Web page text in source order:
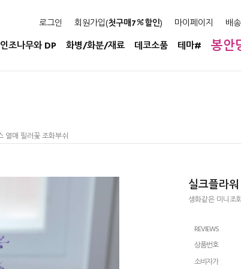
로그인 회원가입(첫구매7 할인) 마이페이지 배
인조나무와 DP 화병/화분/재료 데코소품 테마# 봉안
열매 필러꽃 조화부쉬
실크플라
생화같은 미니조
REVIEWS
상품번호
소비자가